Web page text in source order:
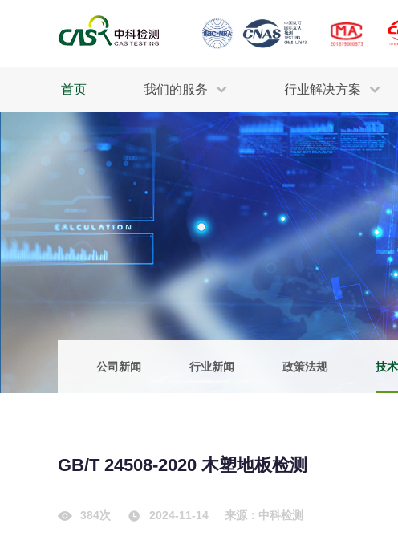
首页 我们的服务 行业解决方案
生态环保
工业材料
美妆消毒
石油化工
轻工产品
制药医疗
建筑材料
农副产品
专项服务
综合检测
检测服务
污水检测
废气检测
评估调查
耕地质量评价
场地调查
清洁生产审核
测绘测量
行业解
为全球各
整体技术
公司新闻 行业新闻 政策法规 技
GB/T 24508-2020 木塑地板检测
384次 2024-11-14 来源：中科检测